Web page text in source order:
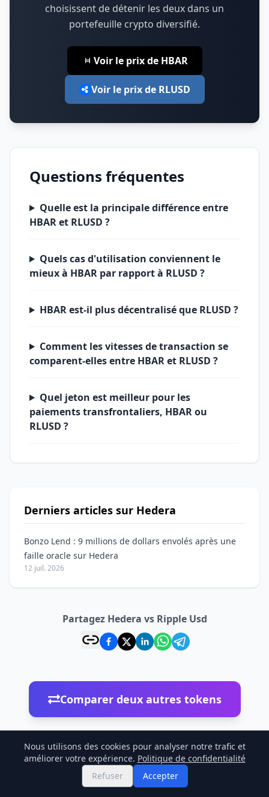
choisissent de détenir les deux dans un
portefeuille crypto diversifié.
Voir le prix de HBAR
Voir le prix de RLUSD
Questions fréquentes
Quelle est la principale différence entre
HBAR et RLUSD ?
Quels cas d'utilisation conviennent le
mieux à HBAR par rapport à RLUSD ?
HBAR est-il plus décentralisé que RLUSD ?
Comment les vitesses de transaction se
comparent-elles entre HBAR et RLUSD ?
Quel jeton est meilleur pour les
paiements transfrontaliers, HBAR ou
RLUSD ?
Derniers articles sur Hedera
Bonzo Lend : 9 millions de dollars envolés après une
faille oracle sur Hedera
12 juil. 2026
Partagez Hedera vs Ripple Usd
Comparer deux autres tokens
Nous utilisons des cookies pour analyser notre trafic et
améliorer votre expérience. Politique de confidentialité
Refuser
Accepter